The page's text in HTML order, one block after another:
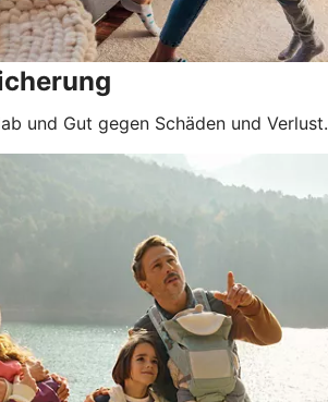
und Gut gegen Schäden und Verlust.